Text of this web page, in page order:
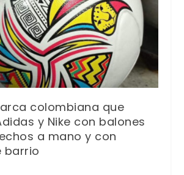
colombiana que
y Nike con balones
a mano y con
barrio